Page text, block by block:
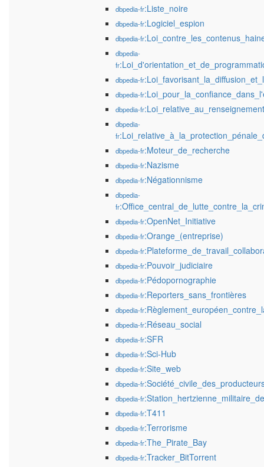
dbpedia-fr:Liste_noire
dbpedia-fr:Logiciel_espion
dbpedia-fr
dbpedia-
fr
dbpedia-fr
dbpedia-fr
dbpedia-fr:Loi_relative_au_renseignement
dbpedia-
fr
dbpedia-fr:Moteur_de_recherche
dbpedia-fr:Nazisme
dbpedia-fr:Négationnisme
dbpedia-
fr
dbpedia-fr:OpenNet_Initiative
dbpedia-fr:Orange_(entreprise)
dbpedia-fr
dbpedia-fr:Pouvoir_judiciaire
dbpedia-fr:Pédopornographie
dbpedia-fr:Reporters_sans_frontières
dbpedia-fr
dbpedia-fr:Réseau_social
dbpedia-fr:SFR
dbpedia-fr:Sci-Hub
dbpedia-fr:Site_web
dbpedia-fr
dbpedia-fr
dbpedia-fr:T411
dbpedia-fr:Terrorisme
dbpedia-fr:The_Pirate_Bay
dbpedia-fr:Tracker_BitTorrent